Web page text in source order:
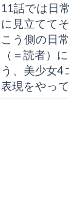
11話では日
に見立てて
こう側の日
（＝読者）
う、美少女
表現をやって